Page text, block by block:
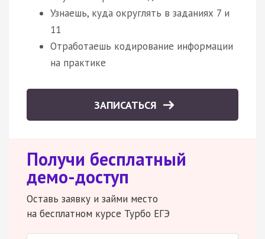
Узнаешь, куда округлять в заданиях 7 и
11
Отработаешь кодирование информации
на практике
ЗАПИСАТЬСЯ
Получи бесплатный
демо-доступ
Оставь заявку и займи место
на бесплатном курсе Турбо ЕГЭ